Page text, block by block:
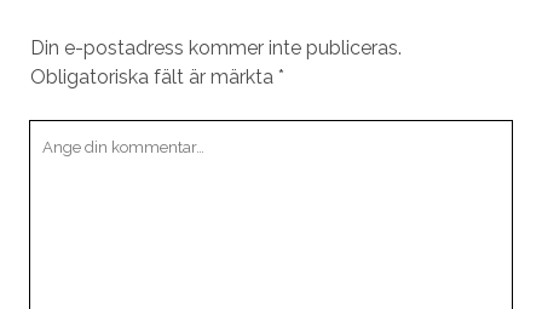
Din e-postadress kommer inte publiceras.
Obligatoriska fält är märkta *
kommentar